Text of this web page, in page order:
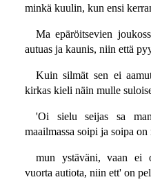
minkä kuulin, kun ensi
Ma epäröitsevien
autuas ja kaunis, niin että
Kuin silmät sen ei
kirkas kieli näin mulle
'Oi sielu seijas sa
maailmassa soipi ja soipa
mun ystäväni, vaan ei
vuorta autiota, niin ett' on